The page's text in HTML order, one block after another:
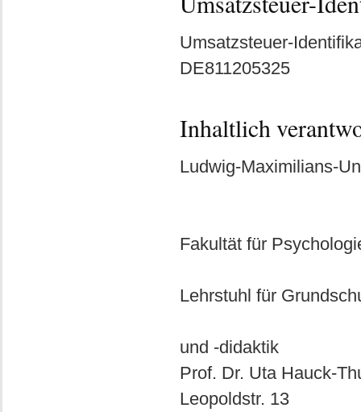
Umsatzsteuer-
DE811205325
Inhaltlich
Ludwig-Maximilians-
Fakultät für
Lehrstuhl für
und -didaktik
Prof. Dr. Uta Hauck-
Leopoldstr. 13